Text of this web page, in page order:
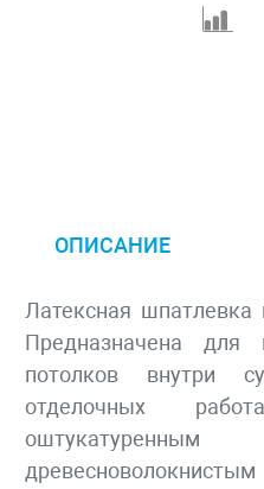
ОПИСАНИЕ
Латексная
Предназначена для
потолков внутри
отделочных